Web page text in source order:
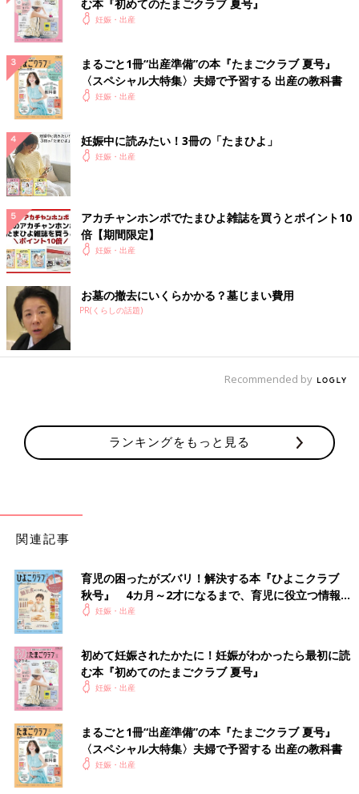
む本『初めてのたまごクラブ 夏号』
妊娠・出産
まるごと1冊“出産準備”の本『たまごクラブ 夏号』
〈スペシャル大特集〉夫婦で予習する 出産の教科書
妊娠・出産
妊娠中に読みたい！3冊の「たまひよ」
妊娠・出産
アカチャンホンポでたまひよ雑誌を買うとポイント10
倍【期間限定】
妊娠・出産
お墓の撤去にいくらかかる？墓じまい費用
PR(くらしの話題)
Recommended by
ランキングをもっと見る
関連記事
育児の困ったがズバリ！解決する本『ひよこクラブ
秋号』 4カ月～2才になるまで、育児に役立つ情報が
いっぱい！
妊娠・出産
初めて妊娠されたかたに！妊娠がわかったら最初に読
む本『初めてのたまごクラブ 夏号』
妊娠・出産
まるごと1冊“出産準備”の本『たまごクラブ 夏号』
〈スペシャル大特集〉夫婦で予習する 出産の教科書
妊娠・出産